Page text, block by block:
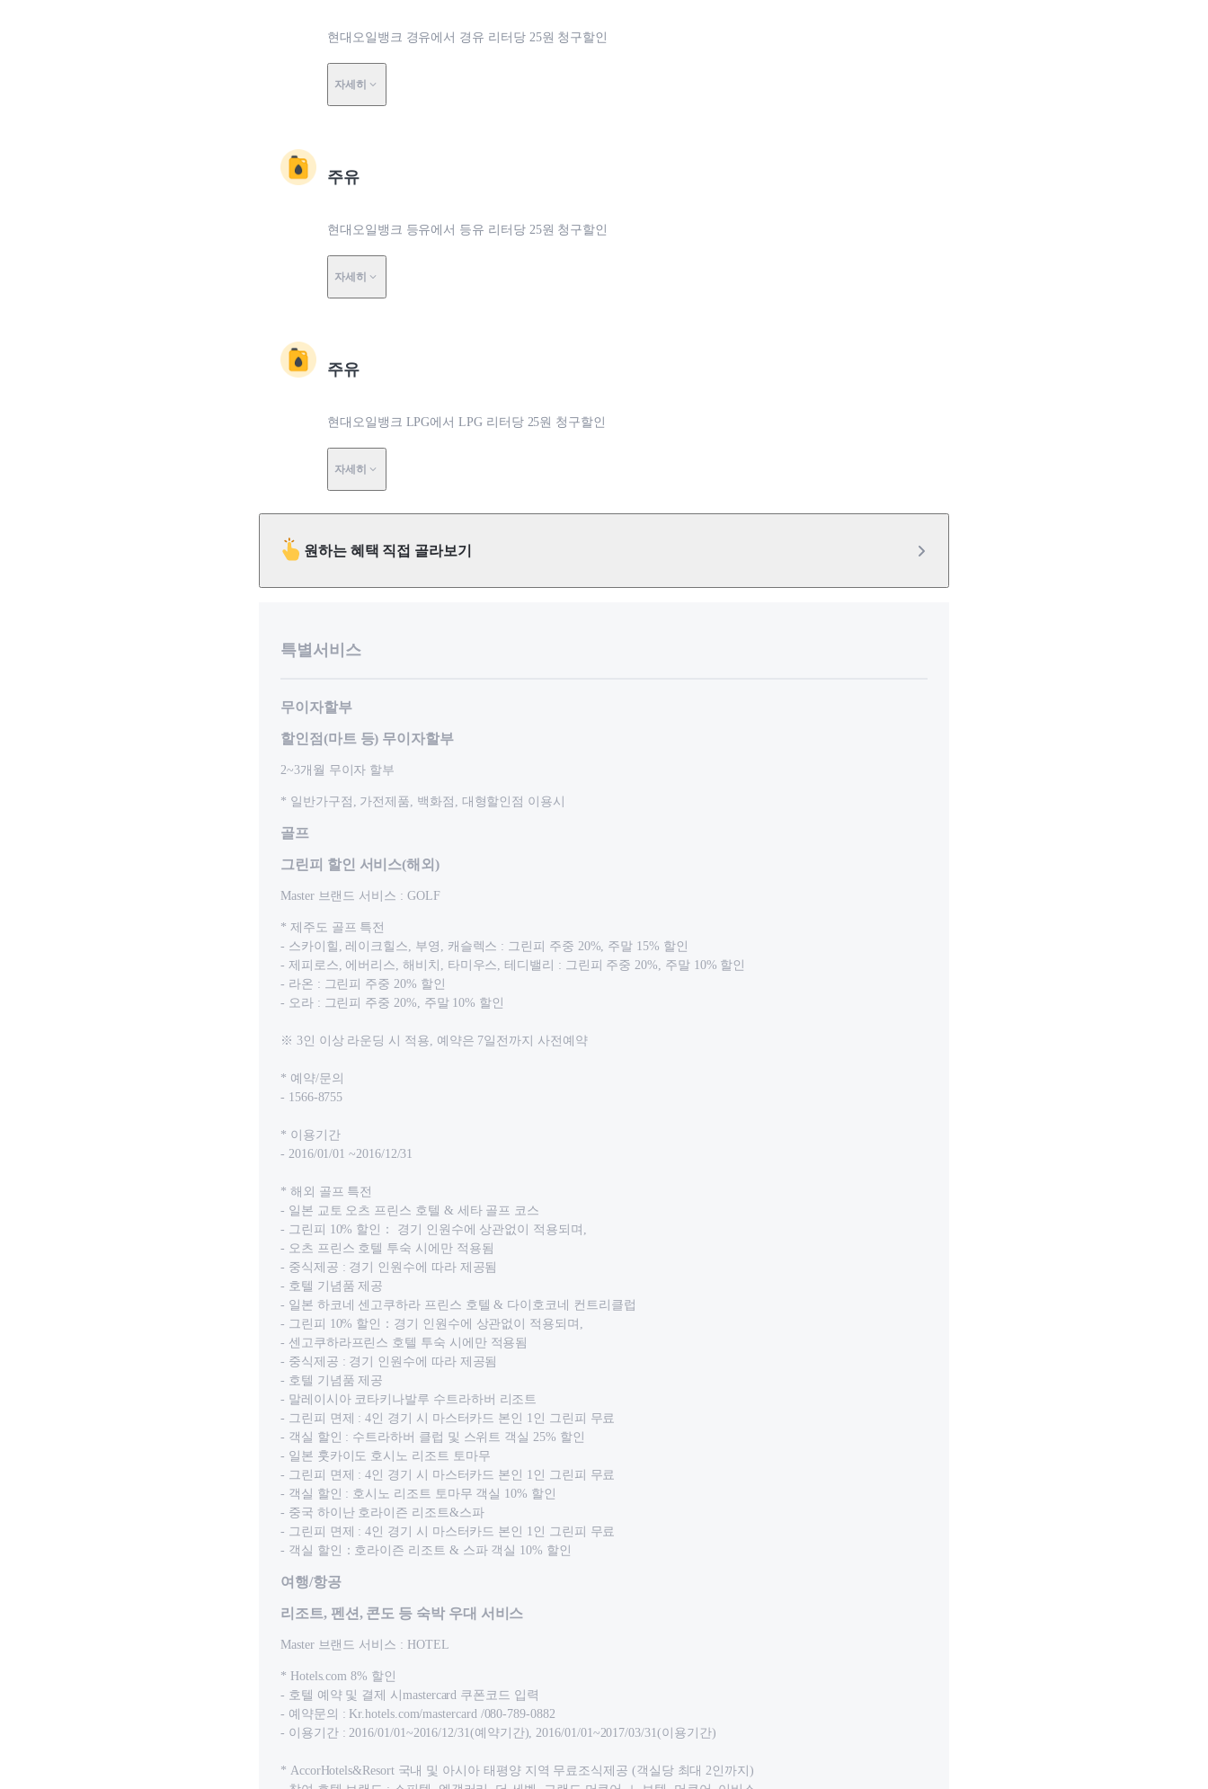
현대오일뱅크 경유에서 경유 리터당 25원 청구할인
자세히
주유
현대오일뱅크 등유에서 등유 리터당 25원 청구할인
자세히
주유
현대오일뱅크 LPG에서 LPG 리터당 25원 청구할인
자세히
원하는 혜택 직접 골라보기
특별서비스
무이자할부
할인점(마트 등) 무이자할부
2~3개월 무이자 할부
* 일반가구점, 가전제품, 백화점, 대형할인점 이용시
골프
그린피 할인 서비스(해외)
Master 브랜드 서비스 : GOLF
* 제주도 골프 특전
- 스카이힐, 레이크힐스, 부영, 캐슬렉스 : 그린피 주중 20%, 주말 15% 할인
- 제피로스, 에버리스, 해비치, 타미우스, 테디밸리 : 그린피 주중 20%, 주말 10% 할인
- 라온 : 그린피 주중 20% 할인
- 오라 : 그린피 주중 20%, 주말 10% 할인
※ 3인 이상 라운딩 시 적용, 예약은 7일전까지 사전예약
* 예약/문의
- 1566-8755
* 이용기간
- 2016/01/01 ~2016/12/31
* 해외 골프 특전
- 일본 교토 오츠 프린스 호텔 & 세타 골프 코스
- 그린피 10% 할인： 경기 인원수에 상관없이 적용되며,
- 오츠 프린스 호텔 투숙 시에만 적용됨
- 중식제공 : 경기 인원수에 따라 제공됨
- 호텔 기념품 제공
- 일본 하코네 센고쿠하라 프린스 호텔 & 다이호코네 컨트리클럽
- 그린피 10% 할인：경기 인원수에 상관없이 적용되며,
- 센고쿠하라프린스 호텔 투숙 시에만 적용됨
- 중식제공 : 경기 인원수에 따라 제공됨
- 호텔 기념품 제공
- 말레이시아 코타키나발루 수트라하버 리조트
- 그린피 면제 : 4인 경기 시 마스터카드 본인 1인 그린피 무료
- 객실 할인 : 수트라하버 클럽 및 스위트 객실 25% 할인
- 일본 훗카이도 호시노 리조트 토마무
- 그린피 면제 : 4인 경기 시 마스터카드 본인 1인 그린피 무료
- 객실 할인 : 호시노 리조트 토마무 객실 10% 할인
- 중국 하이난 호라이즌 리조트&스파
- 그린피 면제 : 4인 경기 시 마스터카드 본인 1인 그린피 무료
- 객실 할인：호라이즌 리조트 & 스파 객실 10% 할인
여행/항공
리조트, 펜션, 콘도 등 숙박 우대 서비스
Master 브랜드 서비스 : HOTEL
* Hotels.com 8% 할인
- 호텔 예약 및 결제 시mastercard 쿠폰코드 입력
- 예약문의 : Kr.hotels.com/mastercard /080-789-0882
- 이용기간 : 2016/01/01~2016/12/31(예약기간), 2016/01/01~2017/03/31(이용기간)
* AccorHotels&Resort 국내 및 아시아 태평양 지역 무료조식제공 (객실당 최대 2인까지)